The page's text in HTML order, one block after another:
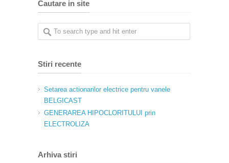
Cautare in site
Stiri recente
Setarea actionarilor electrice pentru vanele
BELGICAST
GENERAREA HIPOCLORITULUI prin
ELECTROLIZA
Arhiva stiri